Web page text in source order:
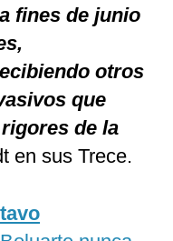
fines de junio
otros
que
de la
en sus Trece.